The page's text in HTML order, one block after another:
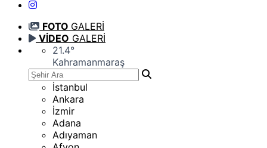
FOTO GALERİ
VİDEO GALERİ
21.4°
Kahramanmaraş
İstanbul
Ankara
İzmir
Adana
Adıyaman